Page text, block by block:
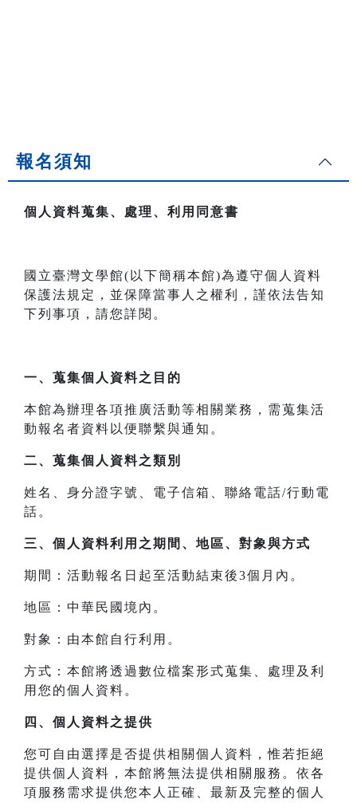
報名須知
個人資料蒐集、處理、利用同意書
國立臺灣文學館(以下簡稱本館)為遵守個人資料
保護法規定，並保障當事人之權利，謹依法告知
下列事項，請您詳閱。
一、 蒐集個人資料之目的
本館為辦理各項推廣活動等相關業務，需蒐集活
動報名者資料以便聯繫與通知。
二、 蒐集個人資料之類別
姓名、身分證字號、電子信箱、聯絡電話/行動電
話。
三、 個人資料利用之期間、地區、對象與方式
期間：活動報名日起至活動結束後3個月內。
地區：中華民國境內。
對象：由本館自行利用。
方式：本館將透過數位檔案形式蒐集、處理及利
用您的個人資料。
四、 個人資料之提供
您可自由選擇是否提供相關個人資料，惟若拒絕
提供個人資料，本館將無法提供相關服務。依各
項服務需求提供您本人正確、最新及完整的個人